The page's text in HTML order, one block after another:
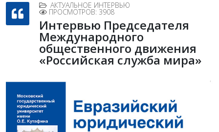
АКТУАЛЬНОЕ ИНТЕРВЬЮ
ПРОСМОТРОВ: 3908
Интервью Председателя
Международного
общественного движения
«Российская служба мира»